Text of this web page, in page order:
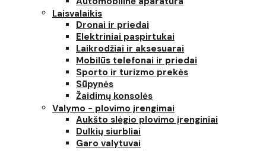
Laisvalaikis
Dronai ir priedai
Elektriniai paspirtukai
Laikrodžiai ir aksesuarai
Mobilūs telefonai ir priedai
Sporto ir turizmo prekės
Sūpynės
Žaidimų konsolės
Valymo - plovimo įrengimai
Aukšto slėgio plovimo įrenginiai
Dulkių siurbliai
Garo valytuvai